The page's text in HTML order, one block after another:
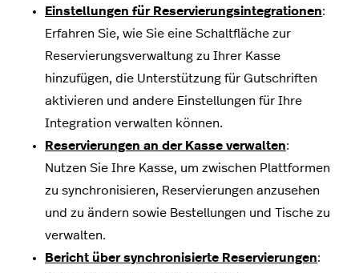
Einstellungen für Reservierungsintegrationen:
Erfahren Sie, wie Sie eine Schaltfläche zur
Reservierungsverwaltung zu Ihrer Kasse
hinzufügen, die Unterstützung für Gutschriften
aktivieren und andere Einstellungen für Ihre
Integration verwalten können.
Reservierungen an der Kasse verwalten:
Nutzen Sie Ihre Kasse, um zwischen Plattformen
zu synchronisieren, Reservierungen anzusehen
und zu ändern sowie Bestellungen und Tische zu
verwalten.
Bericht über synchronisierte Reservierungen: